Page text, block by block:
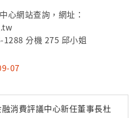
心網站查詢，網址：
分機 275 邱小姐
07
消費評議中心新任董事長杜